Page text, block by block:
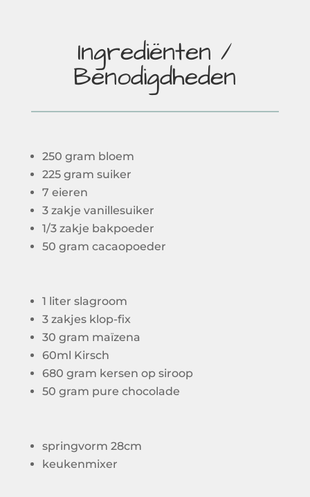
Ingrediënten /
Benodigdheden
250 gram bloem
225 gram suiker
7 eieren
3 zakje vanillesuiker
1/3 zakje bakpoeder
50 gram cacaopoeder
1 liter slagroom
3 zakjes klop-fix
30 gram maïzena
60ml Kirsch
680 gram kersen op siroop
50 gram pure chocolade
springvorm 28cm
keukenmixer